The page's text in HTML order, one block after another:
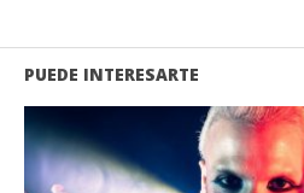
PUEDE INTERESARTE